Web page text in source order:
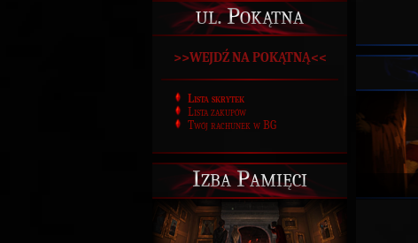
ul. Pokątna
>>WEJDŹ NA POKĄTNĄ<<
Lista skrytek
Lista zakupów
Twój rachunek w BG
Izba Pamięci